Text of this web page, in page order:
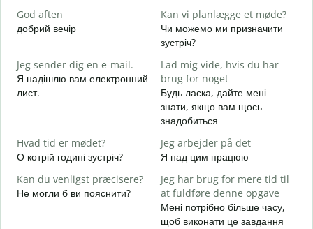
God aften
добрий вечір
Kan vi planlægge et møde?
Чи можемо ми призначити
зустріч?
Jeg sender dig en e-mail.
Я надішлю вам електронний
лист.
Lad mig vide, hvis du har
brug for noget
Будь ласка, дайте мені
знати, якщо вам щось
знадобиться
Hvad tid er mødet?
О котрій годині зустріч?
Jeg arbejder på det
Я над цим працюю
Kan du venligst præcisere?
Не могли б ви пояснити?
Jeg har brug for mere tid til
at fuldføre denne opgave
Мені потрібно більше часу,
щоб виконати це завдання